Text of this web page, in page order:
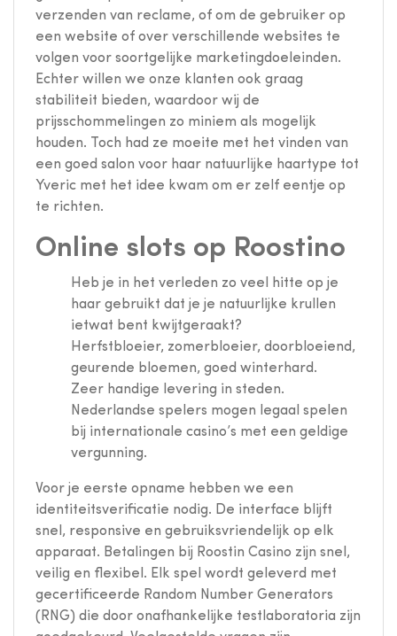
verzenden van reclame, of om de gebruiker op
een website of over verschillende websites te
volgen voor soortgelijke marketingdoeleinden.
Echter willen we onze klanten ook graag
stabiliteit bieden, waardoor wij de
prijsschommelingen zo miniem als mogelijk
houden. Toch had ze moeite met het vinden van
een goed salon voor haar natuurlijke haartype tot
Yveric met het idee kwam om er zelf eentje op
te richten.
Online slots op Roostino
Heb je in het verleden zo veel hitte op je
haar gebruikt dat je je natuurlijke krullen
ietwat bent kwijtgeraakt?
Herfstbloeier, zomerbloeier, doorbloeiend,
geurende bloemen, goed winterhard.
Zeer handige levering in steden.
Nederlandse spelers mogen legaal spelen
bij internationale casino’s met een geldige
vergunning.
Voor je eerste opname hebben we een
identiteitsverificatie nodig. De interface blijft
snel, responsive en gebruiksvriendelijk op elk
apparaat. Betalingen bij Roostin Casino zijn snel,
veilig en flexibel. Elk spel wordt geleverd met
gecertificeerde Random Number Generators
(RNG) die door onafhankelijke testlaboratoria zijn